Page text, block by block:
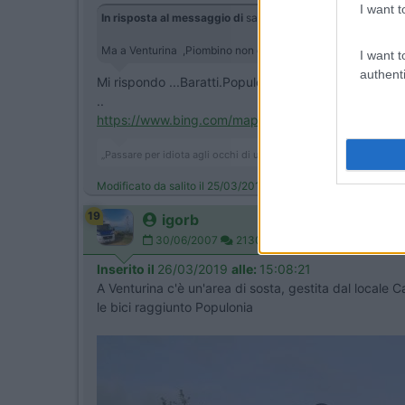
I want
I want
In risposta al messaggio di salito alle
Ma a Venturina ,Piombino non c'è nulla ? Neanche quelle
Mi rispondo ...Baratti.Populonia ci sono un paio di
..
https://www.bing.com/maps/geopl...
„Passare per idiota agli occhi di un imbecille è voluttà da
Modificato da salito il 25/03/2019 alle 08:12:21
19 igorb
30/06/2007 2130
Inserito il 26/03/2019 alle: 15:08:21
A Venturina c'è un'area di sosta, gestita dal locale
le bici raggiunto Populonia